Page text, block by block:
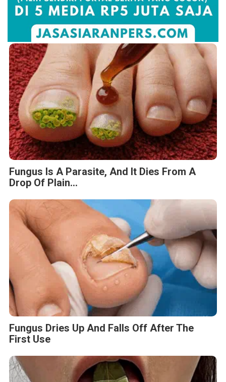
Fungus Is A Parasite, And It Dies From A
Drop Of Plain...
Fungus Dries Up And Falls Off After The
First Use